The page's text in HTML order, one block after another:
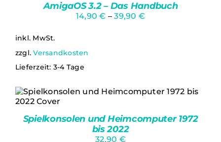
5
AUSFÜHRUNG WÄHLEN DIESES
PRODUKT
AUF
GEWÄHLT
WERDEN
/
AmigaOS 3.2 – Das Handbuch
14,90€ –39,90 €
inkl. MwSt.
zzgl.Versandkosten
Lieferzeit: 3-4 Tage
IN DEN WARENKORB
DETAILS
Spielkonsolen und Heimcomputer 1972
bis 2022
32,90 €